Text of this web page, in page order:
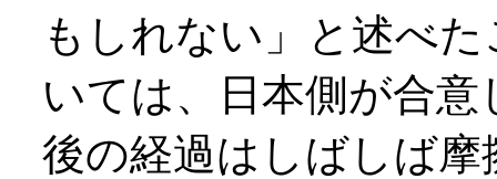
もしれない」と述べ
いては、日本側が合
後の経過はしばしば